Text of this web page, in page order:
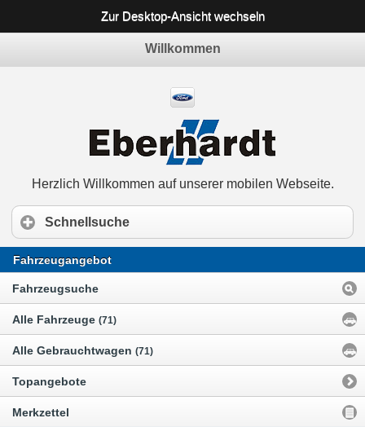
Zur Desktop-Ansicht wechseln
Willkommen
Herzlich Willkommen auf unserer mobilen Webseite.
Schnellsuche
Fahrzeugangebot
Fahrzeugsuche
Alle Fahrzeuge (71)
Alle Gebrauchtwagen (71)
Topangebote
Merkzettel